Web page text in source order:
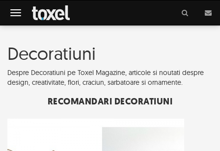
Meniu
Decoratiuni
Despre Decoratiuni pe Toxel Magazine, articole si noutati despre
design, creativitate, flori, craciun, sarbatoare si ornamente.
RECOMANDARI DECORATIUNI